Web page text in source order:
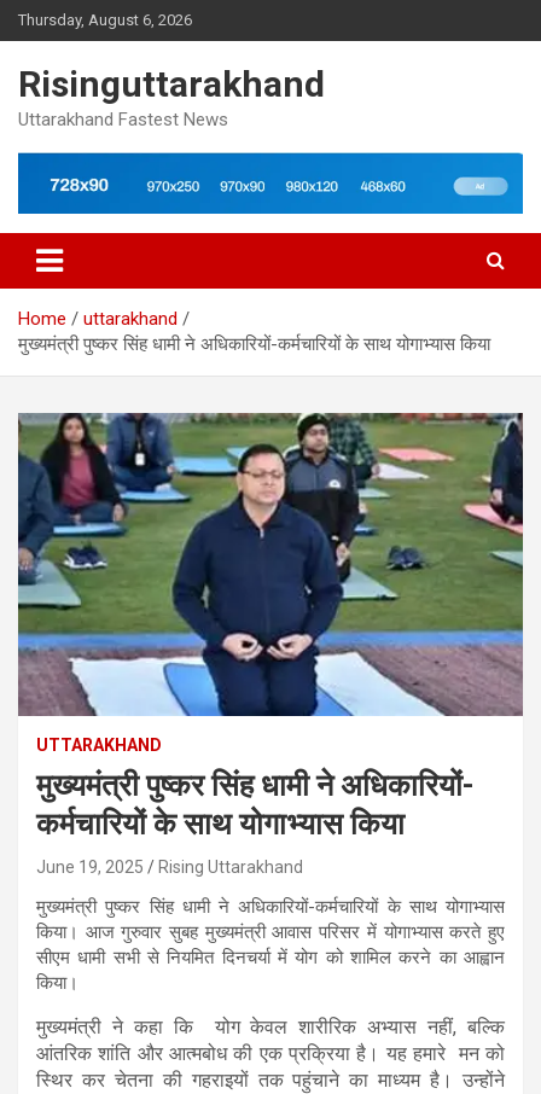
Skip
to
Thursday, August 6, 2026
Risinguttarakhand
Uttarakhand Fastest News
Home
uttarakhand
मुख्यमंत्री पुष्कर सिंह धामी ने अधिकारियों-कर्मचारियों के साथ योगाभ्यास किया
UTTARAKHAND
मुख्यमंत्री पुष्कर सिंह धामी ने अधिकारियों-
कर्मचारियों के साथ योगाभ्यास किया
June 19, 2025 Rising Uttarakhand
मुख्यमंत्री पुष्कर सिंह धामी ने अधिकारियों-कर्मचारियों के साथ योगाभ्यास
किया। आज गुरुवार सुबह मुख्यमंत्री आवास परिसर में योगाभ्यास करते हुए
सीएम धामी सभी से नियमित दिनचर्या में योग को शामिल करने का आह्वान
किया।
मुख्यमंत्री ने कहा कि योग केवल शारीरिक अभ्यास नहीं, बल्कि
आंतरिक शांति और आत्मबोध की एक प्रक्रिया है। यह हमारे मन को
स्थिर कर चेतना की गहराइयों तक पहुंचाने का माध्यम है। उन्होंने